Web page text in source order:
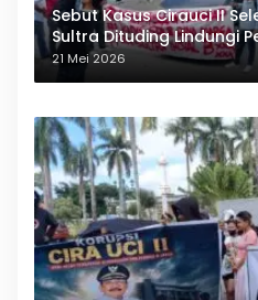
Sebut Kasus Cirauci II
Sultra Dituding Lindungi
21 Mei 2026